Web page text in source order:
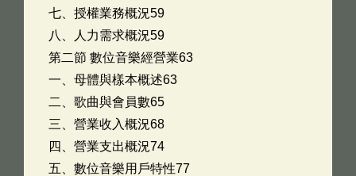
七、授權業務概況59
八、人力需求概況59
第二節 數位音樂經營業63
一、母體與樣本概述63
二、歌曲與會員數65
三、營業收入概況68
四、營業支出概況74
五、數位音樂用戶特性77